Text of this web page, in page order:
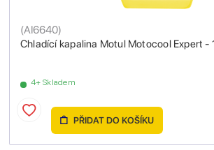
Chladící kapalina Motul Motocool Expert -
(AI6640)
4+ Skladem
PŘIDAT DO KOŠÍKU